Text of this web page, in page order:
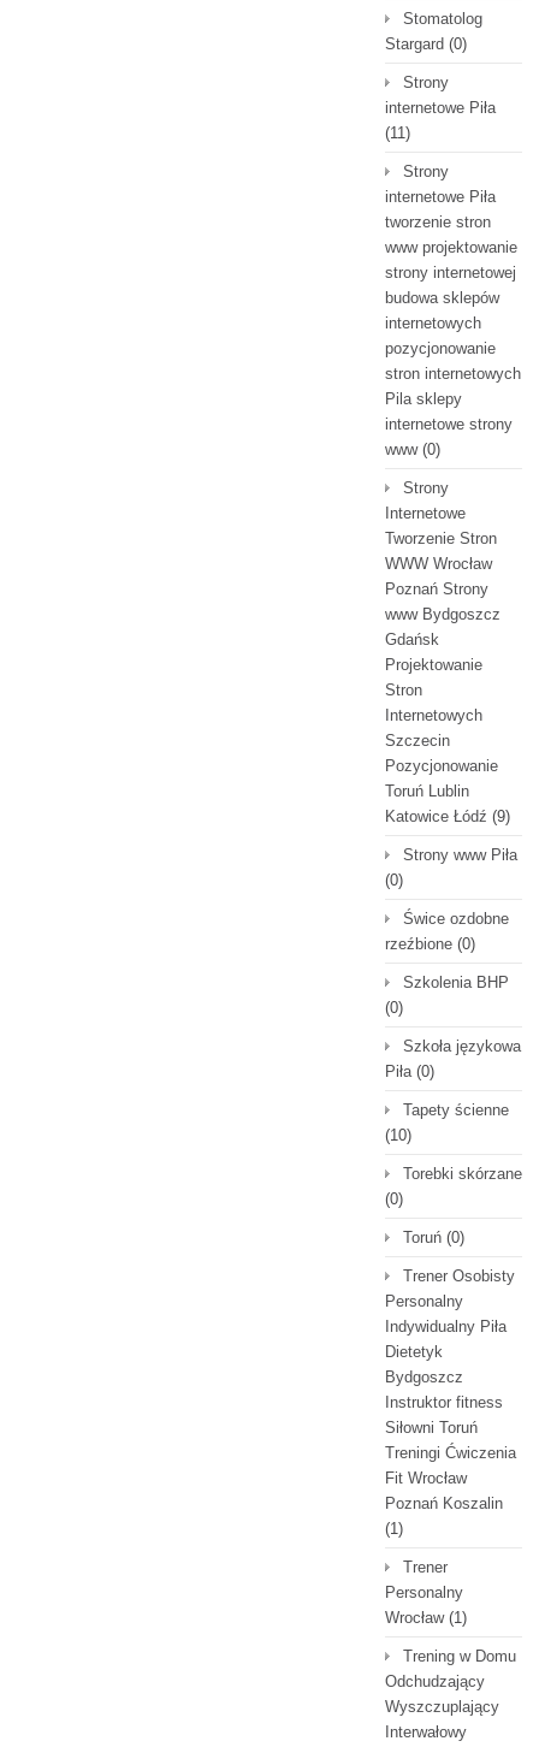
Stomatolog
Stargard (0)
Strony
internetowe Piła
(11)
Strony
internetowe Piła
tworzenie stron
www projektowanie
strony internetowej
budowa sklepów
internetowych
pozycjonowanie
stron internetowych
Pila sklepy
internetowe strony
www(0)
Strony
Internetowe
Tworzenie Stron
WWW Wrocław
Poznań Strony
www Bydgoszcz
Gdańsk
Projektowanie
Stron
Internetowych
Szczecin
Pozycjonowanie
Toruń Lublin
Katowice Łódź (9)
Strony www Piła
(0)
Świce ozdobne
rzeźbione (0)
Szkolenia BHP
(0)
Szkoła językowa
Piła(0)
Tapety ścienne
(10)
Torebki skórzane
(0)
Toruń (0)
Trener Osobisty
Personalny
Indywidualny Piła
Dietetyk
Bydgoszcz
Instruktor fitness
Siłowni Toruń
Treningi Ćwiczenia
Fit Wrocław
Poznań Koszalin
(1)
Trener
Personalny
Wrocław(1)
Trening w Domu
Odchudzający
Wyszczuplający
Interwałowy